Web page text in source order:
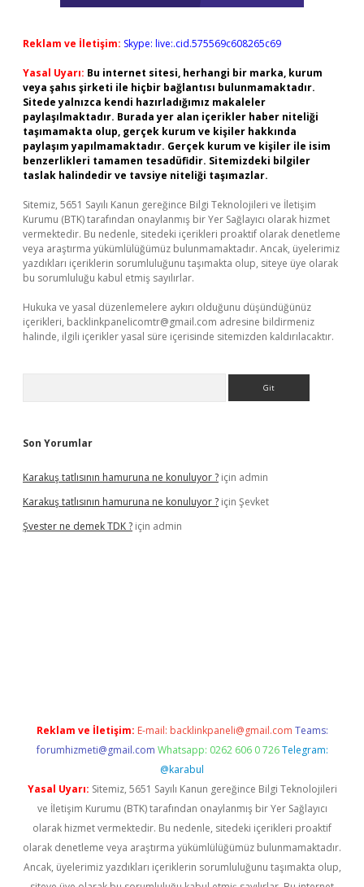
Reklam ve İletişim: Skype: live:.cid.575569c608265c69
Yasal Uyarı: Bu internet sitesi, herhangi bir marka, kurum
veya şahıs şirketi ile hiçbir bağlantısı bulunmamaktadır.
Sitede yalnızca kendi hazırladığımız makaleler
paylaşılmaktadır. Burada yer alan içerikler haber niteliği
taşımamakta olup, gerçek kurum ve kişiler hakkında
paylaşım yapılmamaktadır. Gerçek kurum ve kişiler ile isim
benzerlikleri tamamen tesadüfidir. Sitemizdeki bilgiler
taslak halindedir ve tavsiye niteliği taşımazlar.
Sitemiz, 5651 Sayılı Kanun gereğince Bilgi Teknolojileri ve İletişim
Kurumu (BTK) tarafından onaylanmış bir Yer Sağlayıcı olarak hizmet
vermektedir. Bu nedenle, sitedeki içerikleri proaktif olarak denetleme
veya araştırma yükümlülüğümüz bulunmamaktadır. Ancak, üyelerimiz
yazdıkları içeriklerin sorumluluğunu taşımakta olup, siteye üye olarak
bu sorumluluğu kabul etmiş sayılırlar.
Hukuka ve yasal düzenlemelere aykırı olduğunu düşündüğünüz
içerikleri, backlinkpanelicomtr@gmail.com adresine bildirmeniz
halinde, ilgili içerikler yasal süre içerisinde sitemizden kaldırılacaktır.
Son Yorumlar
Karakuş tatlısının hamuruna ne konuluyor ? için admin
Karakuş tatlısının hamuruna ne konuluyor ? için Şevket
Şvester ne demek TDK ? için admin
Reklam ve İletişim: E-mail: backlinkpaneli@gmail.com Teams:
forumhizmeti@gmail.com Whatsapp: 0262 606 0 726 Telegram:
@karabul
Yasal Uyarı: Sitemiz, 5651 Sayılı Kanun gereğince Bilgi Teknolojileri
ve İletişim Kurumu (BTK) tarafından onaylanmış bir Yer Sağlayıcı
olarak hizmet vermektedir. Bu nedenle, sitedeki içerikleri proaktif
olarak denetleme veya araştırma yükümlülüğümüz bulunmamaktadır.
Ancak, üyelerimiz yazdıkları içeriklerin sorumluluğunu taşımakta olup,